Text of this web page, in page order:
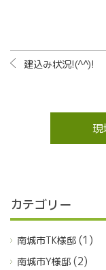
建込み状況!(^^)!
現
カテゴリー
南城市TK様邸 (1)
南城市Y様邸 (2)